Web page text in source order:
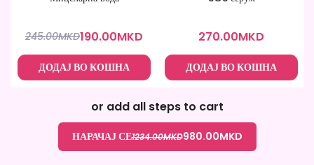
245.00MKD190.00MKD
ДОДАЈ ВО КОШНА
270.00MKD
ДОДАЈ ВО КОШНА
or add all steps to cart
НАРАЧАЈ СЕ1234.00MKD980.00MKD